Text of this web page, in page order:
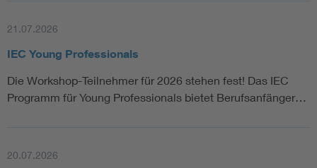
21.07.2026
IEC Young Professionals
Die Workshop-Teilnehmer für 2026 stehen fest! Das IEC
Programm für Young Professionals bietet Berufsanfänger…
20.07.2026